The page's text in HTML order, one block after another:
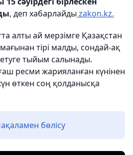
, деп хабарлайды zakon.kz.
алты ай мерзімге Қазақстан
тірі малды, сондай-ақ
тыйым салынады.
ресми жарияланған күнінен
өткен соң қолданысқа
бөлісу